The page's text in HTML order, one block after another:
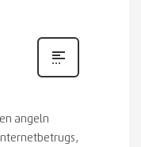
angeln